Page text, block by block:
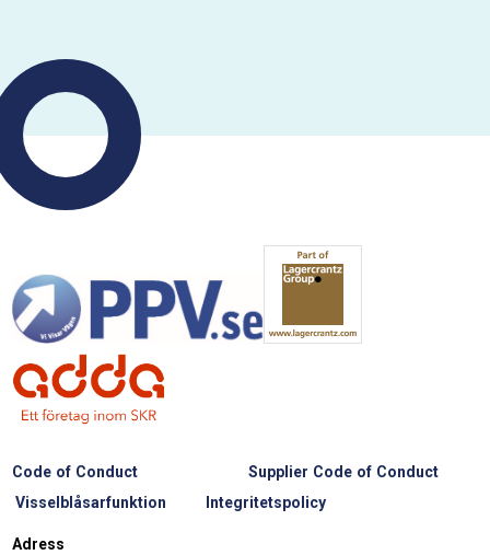
Code of Conduct
Supplier Code of Conduct
Visselblåsarfunktion
Integritetspolicy
Adress